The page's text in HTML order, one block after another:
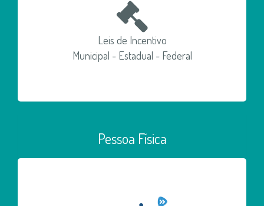
Leis de Incentivo
Municipal - Estadual - Federal
Pessoa Física